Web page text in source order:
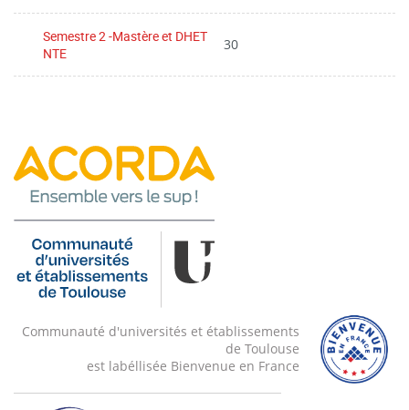
Semestre 2 -Mastère et DHET
NTE
30
Communauté d'universités et établissements
de Toulouse
est labéllisée Bienvenue en France